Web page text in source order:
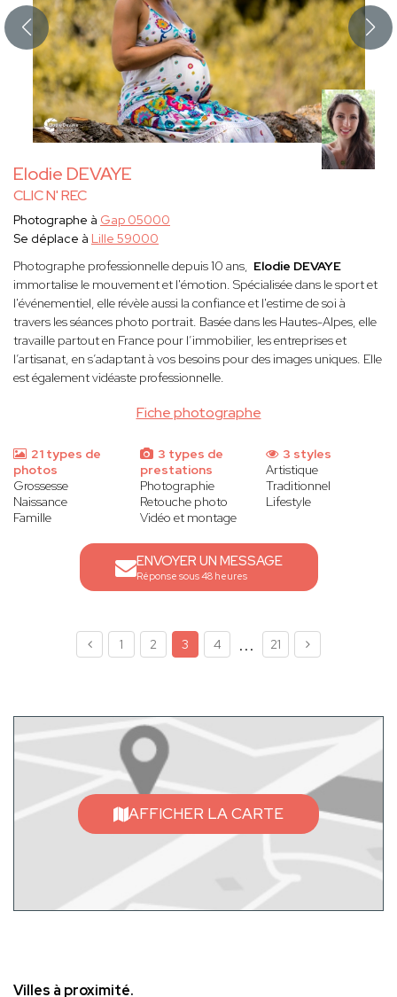
Elodie DEVAYE
CLIC N' REC
Fiche photographe
Photographe à Gap 05000
Se déplace à Lille 59000
Photographe professionnelle depuis 10 ans, Elodie DEVAYE
immortalise le mouvement et l'émotion. Spécialisée dans le sport et
l'événementiel, elle révèle aussi la confiance et l'estime de soi à
travers les séances photo portrait. Basée dans les Hautes-Alpes, elle
travaille partout en France pour l’immobilier, les entreprises et
l’artisanat, en s’adaptant à vos besoins pour des images uniques. Elle
est également vidéaste professionnelle.
21 types de
photos
Grossesse
Naissance
Famille
3 types de
prestations
Photographie
Retouche photo
Vidéo et montage
3 styles
Artistique
Traditionnel
Lifestyle
ENVOYER UN MESSAGE
Réponse sous 48 heures
1 2 3 4 ... 21
AFFICHER LA CARTE
Villes à proximité.